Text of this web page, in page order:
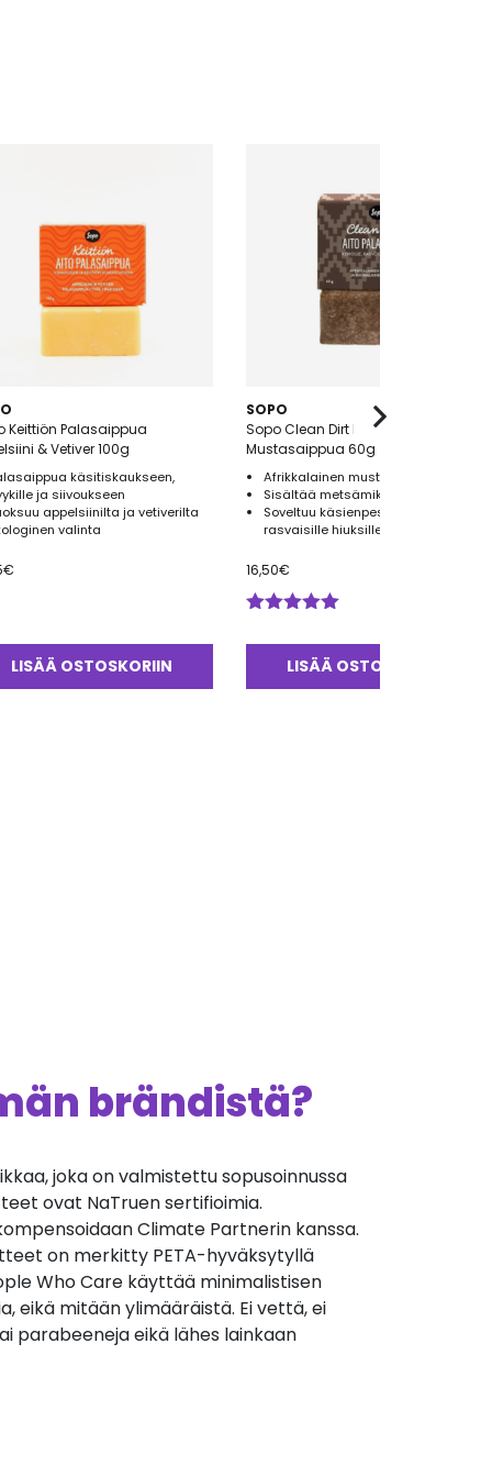
Keittiön Palasaippua
& Vetiver 100g
käsitiskaukseen,
ja siivoukseen
appelsiinilta ja vetiverilta
valinta
€
LISÄÄ OSTOSKORIIN
SOPO
Sopo Clean Dirt Metsäbiomi
Mustasaippua 60g
Afrikkalainen mustasaippua
Sisältää metsämikrobiomi-uutetta
Soveltuu käsienpesuun, vartalolle ja
rasvaisille hiuksille
16,50€
tuotteesta:
/ 5
LISÄÄ OSTOSKORIIN
brändistä?
joka on valmistettu sopusoinnussa
ovat NaTruen sertifioimia.
Climate Partnerin kanssa.
on merkitty PETA-hyväksytyllä
Who Care käyttää minimalistisen
eikä mitään ylimääräistä. Ei vettä, ei
parabeeneja eikä lähes lainkaan